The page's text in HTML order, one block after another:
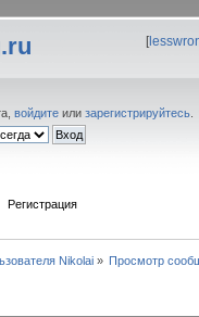
[
войдите или зарегистрируйтесь
Регистрация
Nikolai» Просмотр